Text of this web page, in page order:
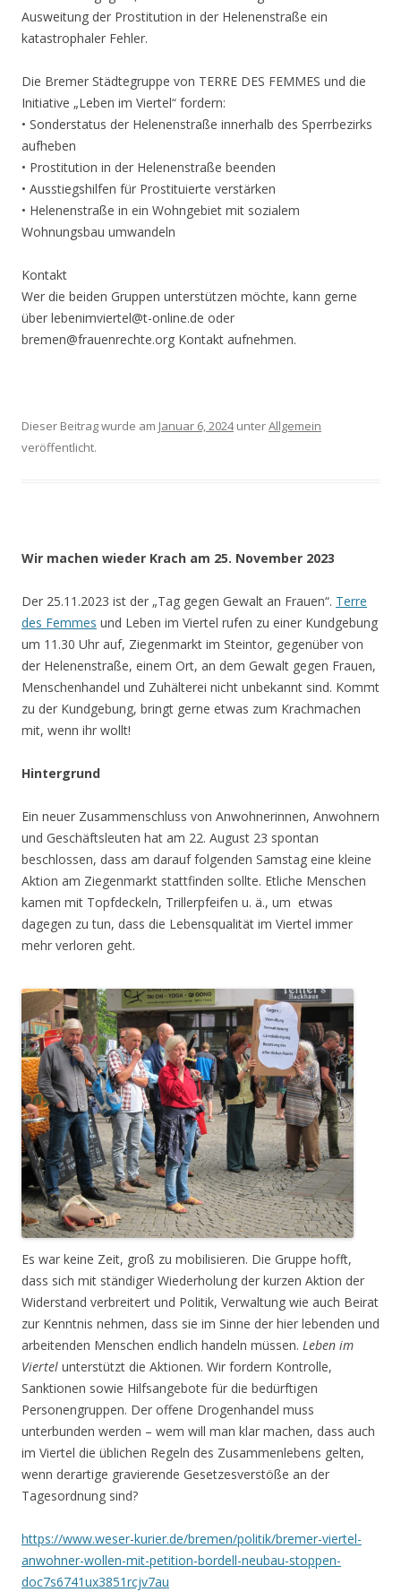
Ausweitung der Prostitution in der Helenenstraße ein
katastrophaler Fehler.
Die Bremer Städtegruppe von TERRE DES FEMMES und die
Initiative „Leben im Viertel“ fordern:
• Sonderstatus der Helenenstraße innerhalb des Sperrbezirks
aufheben
• Prostitution in der Helenenstraße beenden
• Ausstiegshilfen für Prostituierte verstärken
• Helenenstraße in ein Wohngebiet mit sozialem
Wohnungsbau umwandeln
Kontakt
Wer die beiden Gruppen unterstützen möchte, kann gerne
über lebenimviertel@t-online.de oder
bremen@frauenrechte.org Kontakt aufnehmen.
Dieser Beitrag wurde am Januar 6, 2024unterAllgemein
veröffentlicht.
Wir machen wieder Krach am 25. November 2023
Der 25.11.2023 ist der „Tag gegen Gewalt an Frauen“. Terre
des Femmes und Leben im Viertel rufen zu einer Kundgebung
um 11.30 Uhr auf, Ziegenmarkt im Steintor, gegenüber von
der Helenenstraße, einem Ort, an dem Gewalt gegen Frauen,
Menschenhandel und Zuhälterei nicht unbekannt sind. Kommt
zu der Kundgebung, bringt gerne etwas zum Krachmachen
mit, wenn ihr wollt!
Hintergrund
Ein neuer Zusammenschluss von Anwohnerinnen, Anwohnern
und Geschäftsleuten hat am 22. August 23 spontan
beschlossen, dass am darauf folgenden Samstag eine kleine
Aktion am Ziegenmarkt stattfinden sollte. Etliche Menschen
kamen mit Topfdeckeln, Trillerpfeifen u. ä., um etwas
dagegen zu tun, dass die Lebensqualität im Viertel immer
mehr verloren geht.
Es war keine Zeit, groß zu mobilisieren. Die Gruppe hofft,
dass sich mit ständiger Wiederholung der kurzen Aktion der
Widerstand verbreitert und Politik, Verwaltung wie auch Beirat
zur Kenntnis nehmen, dass sie im Sinne der hier lebenden und
arbeitenden Menschen endlich handeln müssen. Leben im
Viertel unterstützt die Aktionen. Wir fordern Kontrolle,
Sanktionen sowie Hilfsangebote für die bedürftigen
Personengruppen. Der offene Drogenhandel muss
unterbunden werden – wem will man klar machen, dass auch
im Viertel die üblichen Regeln des Zusammenlebens gelten,
wenn derartige gravierende Gesetzesverstöße an der
Tagesordnung sind?
https://www.weser-kurier.de/bremen/politik/bremer-viertel-
anwohner-wollen-mit-petition-bordell-neubau-stoppen-
doc7s6741ux3851rcjv7au